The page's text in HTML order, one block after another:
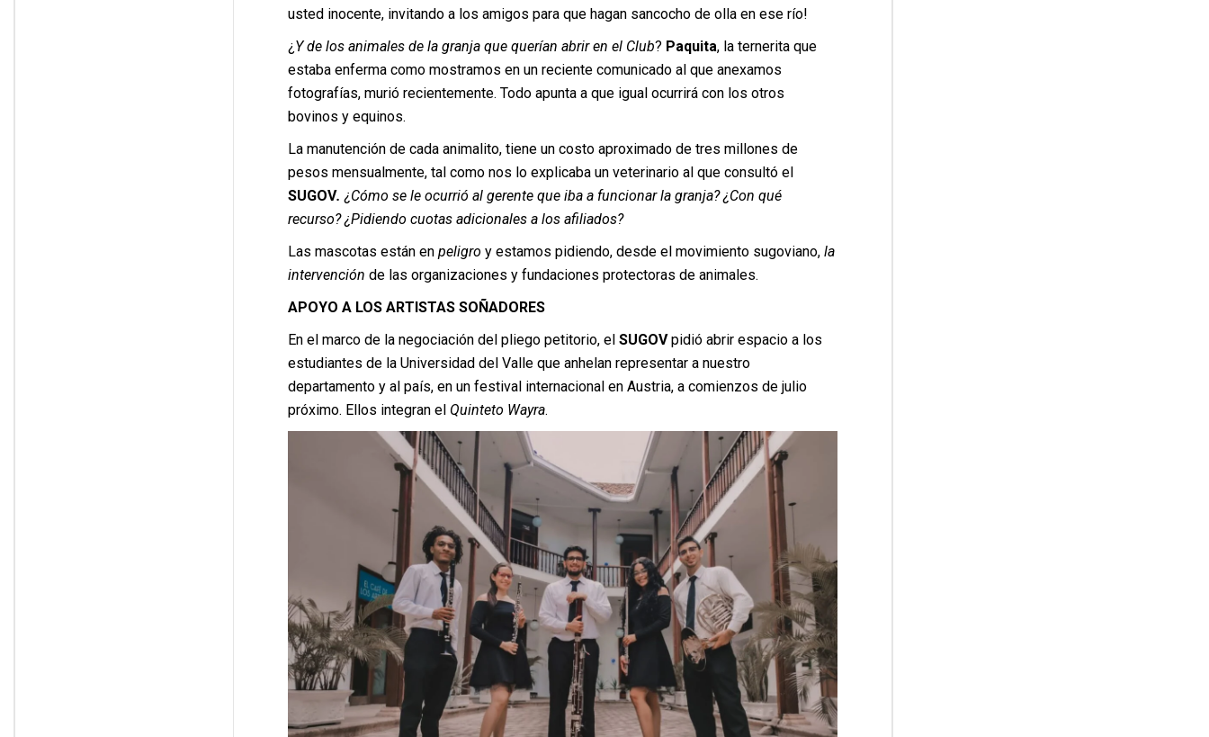
usted inocente, invitando a los amigos para que hagan sancocho de olla en ese río!
¿Y de los animales de la granja que querían abrir en el Club? Paquita, la ternerita que
estaba enferma como mostramos en un reciente comunicado al que anexamos
fotografías, murió recientemente. Todo apunta a que igual ocurrirá con los otros
bovinos y equinos.
La manutención de cada animalito, tiene un costo aproximado de tres millones de
pesos mensualmente, tal como nos lo explicaba un veterinario al que consultó el
SUGOV. ¿Cómo se le ocurrió al gerente que iba a funcionar la granja? ¿Con qué
recurso? ¿Pidiendo cuotas adicionales a los afiliados?
Las mascotas están en peligro y estamos pidiendo, desde el movimiento sugoviano, la
intervención de las organizaciones y fundaciones protectoras de animales.
APOYO A LOS ARTISTAS SOÑADORES
En el marco de la negociación del pliego petitorio, el SUGOVpidió abrir espacio a los
estudiantes de la Universidad del Valle que anhelan representar a nuestro
departamento y al país, en un festival internacional en Austria, a comienzos de julio
próximo. Ellos integran el Quinteto Wayra.